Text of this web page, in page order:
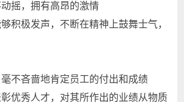
摇，拥有高昂的激情
积极发声，不断在精神上鼓舞士气，
不吝啬地肯定员工的付出和成绩
优秀人才，对其所作出的业绩从物质